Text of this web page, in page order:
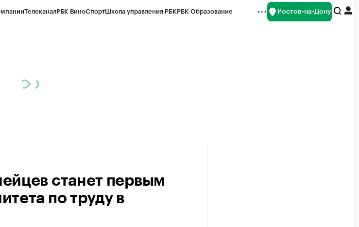
ТелеканалРБК ВиноСпортШкола управления РБКРБК Образование Ростов-на-Дону
станет первым
по труду в